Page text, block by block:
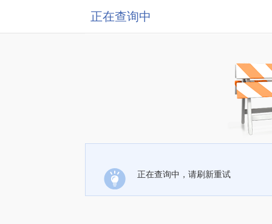
正在查询中
正在查询中，请刷新重试